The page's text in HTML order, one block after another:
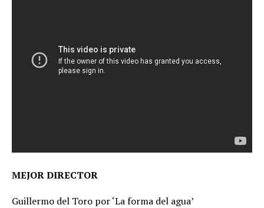
MEJOR DIRECTOR
Guillermo del Toro por ‘La forma del agua’